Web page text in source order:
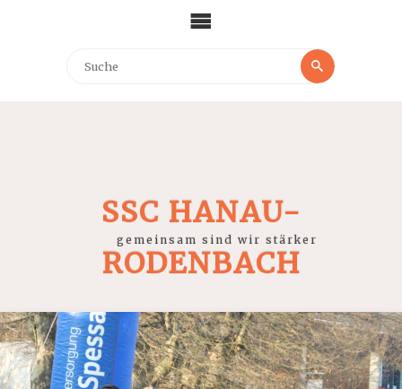
SSC HANAU-
RODENBACH
gemeinsam sind wir stärker